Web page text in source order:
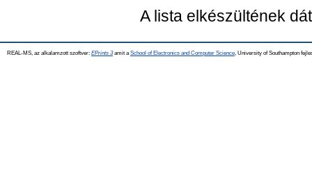
A lista elkészültének
REAL-MS, az alkalamzott szoftver: EPrints 3amit a School of Electronics and Computer Science , University of Southampton